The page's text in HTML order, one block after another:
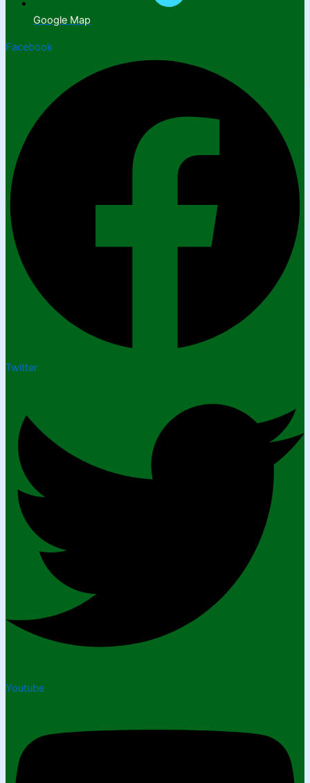
Google Map
Facebook
Twitter
Youtube